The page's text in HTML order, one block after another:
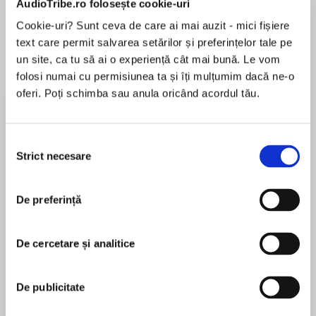
AudioTribe.ro folosește cookie-uri
Cookie-uri? Sunt ceva de care ai mai auzit - mici fișiere
text care permit salvarea setărilor și preferințelor tale pe
un site, ca tu să ai o experiență cât mai bună. Le vom
folosi numai cu permisiunea ta și îți mulțumim dacă ne-o
oferi. Poți schimba sau anula oricând acordul tău.
consimțământului
Strict necesare
De preferință
De cercetare și analitice
De publicitate
Desprecarte
A psychological thriller starring Dalziel and
Pascoe, the hugely popular police duo and stars
Caught in a huge Semtex explosion, it seems
the only thing preventing Superintendent Andy
bloody-mindedness.
An injured DCI Peter Pascoe is convinced
security services concluding the blast was in
fact an accident. Who, then, are the mysterious
pentru această carte
Reginald Hill is a native of Cumbria and former